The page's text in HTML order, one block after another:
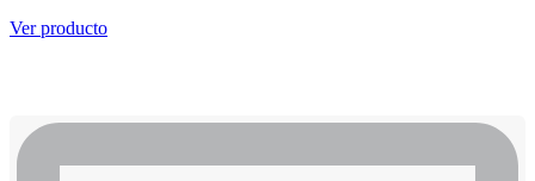
Ver producto